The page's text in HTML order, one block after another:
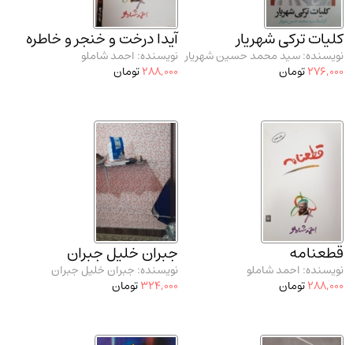
مدرسان شریف و انتشارت ارشد کتاب‌های..(2)
دانشگاه پیامـ نور(10)
کلیات ترکی شهریار
نویسنده: سید محمد حسین شهریار
276,000تومان
آیدا درخت و خنجر و خاطره
نویسنده: احمد شاملو
288,000تومان
قطعنامه
نویسنده: احمد شاملو
288,000تومان
جبران خلیل جبران
نویسنده: جبران خلیل جبران
324,000تومان